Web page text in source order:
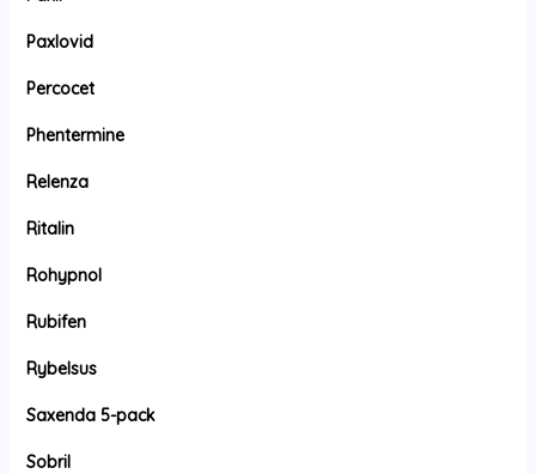
Paxlovid
Percocet
Phentermine
Relenza
Ritalin
Rohypnol
Rubifen
Rybelsus
Saxenda 5-pack
Sobril